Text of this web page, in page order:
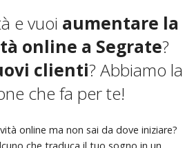
e vuoi aumentare la
online a Segrate?
clienti? Abbiamo la
che fa per te!
online ma non sai da dove iniziare?